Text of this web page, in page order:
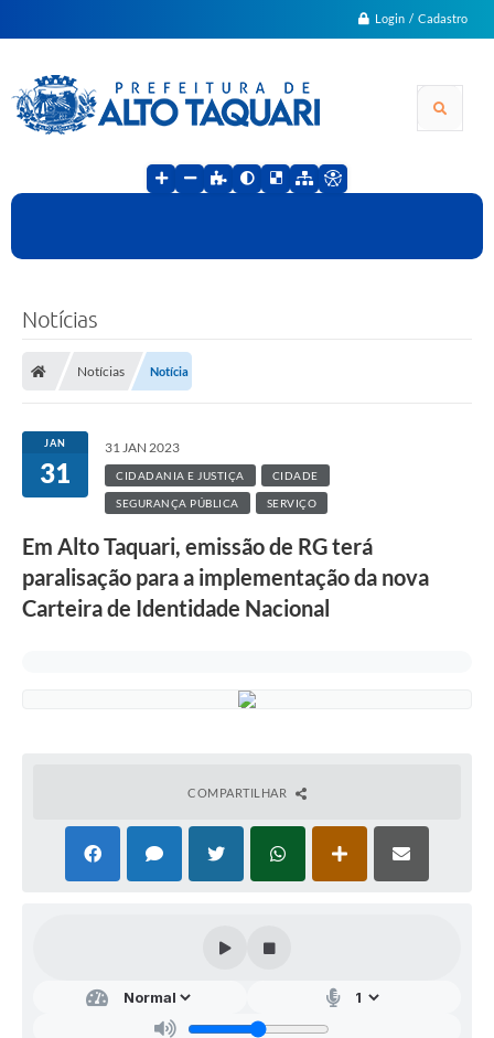
Login / Cadastro
Notícias
Notícias Notícia
JAN
31
31 JAN 2023
CIDADANIA E JUSTIÇA CIDADE
SEGURANÇA PÚBLICA SERVIÇO
Em Alto Taquari, emissão de RG terá
paralisação para a implementação da nova
Carteira de Identidade Nacional
COMPARTILHAR